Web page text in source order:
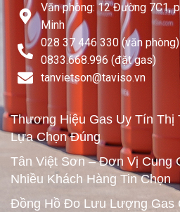
Văn phòng: 12 Đường 7C1,
Minh
028 37 446 330 (văn phòng)
0833.668.996 (đặt gas)
tanvietson@taviso.vn​
Thương Hiệu Gas Uy Tín Thị
Lựa Chọn Đúng
Tân Việt Sơn – Đơn Vị Cung
Nhiều Khách Hàng Tin Chọn
Đồng Hồ Đo Lưu Lượng Gas